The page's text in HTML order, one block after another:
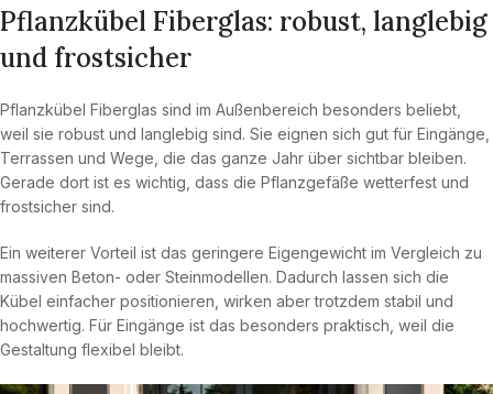
Pflanzkübel Fiberglas: robust, langlebig
und frostsicher
Pflanzkübel Fiberglas sind im Außenbereich besonders beliebt,
weil sie robust und langlebig sind. Sie eignen sich gut für Eingänge,
Terrassen und Wege, die das ganze Jahr über sichtbar bleiben.
Gerade dort ist es wichtig, dass die Pflanzgefäße wetterfest und
frostsicher sind.
Ein weiterer Vorteil ist das geringere Eigengewicht im Vergleich zu
massiven Beton- oder Steinmodellen. Dadurch lassen sich die
Kübel einfacher positionieren, wirken aber trotzdem stabil und
hochwertig. Für Eingänge ist das besonders praktisch, weil die
Gestaltung flexibel bleibt.